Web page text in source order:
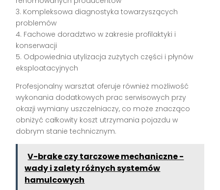
3. Kompleksowa diagnostyka towarzyszących
problemów
4. Fachowe doradztwo w zakresie profilaktyki i
konserwacji
5. Odpowiednia utylizacja zużytych części i płynów
eksploatacyjnych
Profesjonalny warsztat oferuje również możliwość
wykonania dodatkowych prac serwisowych przy
okazji wymiany uszczelniaczy, co może znacząco
obniżyć całkowity koszt utrzymania pojazdu w
dobrym stanie technicznym.
V-brake czy tarczowe mechaniczne -
wady i zalety różnych systemów
hamulcowych